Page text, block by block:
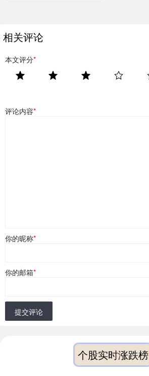
相关评论
本文评分*
评论内容*
你的昵称*
你的邮箱*
提交评论
个股实时涨跌榜